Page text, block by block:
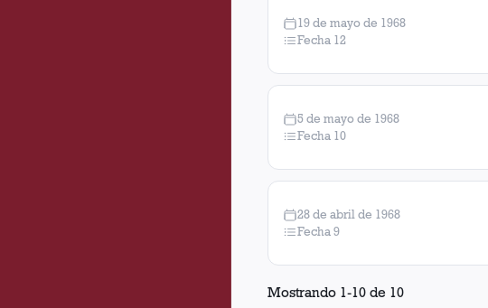
19 de mayo de 1968
Fecha 12
5 de mayo de 1968
Fecha 10
28 de abril de 1968
Fecha 9
Mostrando 1-10 de 10